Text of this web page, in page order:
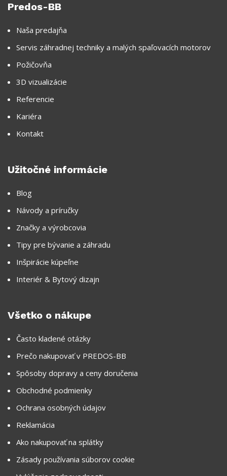
Predos-BB
Naša predajňa
Servis záhradnej techniky a malých spaľovacích motorov
Požičovňa
3D vizualizácie
Referencie
Kariéra
Kontakt
Užitočné informácie
Blog
Návody a príručky
Značky a výrobcovia
Tipy pre bývanie a záhradu
Inšpirácie kúpeľne
Interiér & Bytový dizajn
Všetko o nákupe
Často kladené otázky
Prečo nakupovať v PREDOS-BB
Spôsoby dopravy a ceny doručenia
Obchodné podmienky
Ochrana osobných údajov
Reklamácia
Ako nakupovať na splátky
Zásady používania súborov cookie